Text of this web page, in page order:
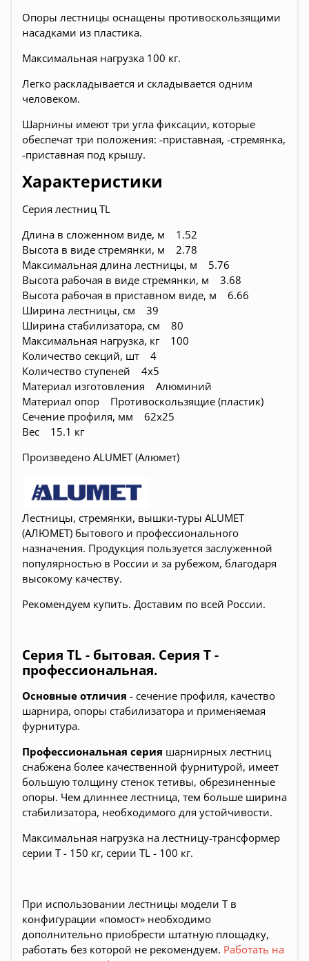
Опоры лестницы оснащены противоскользящими
насадками из пластика.
Максимальная нагрузка 100 кг.
Легко раскладывается и складывается одним
человеком.
Шарнины имеют три угла фиксации, которые
обеспечат три положения: -приставная, -стремянка,
-приставная под крышу.
Характеристики
Серия лестниц TL
Длина в сложенном виде, м 1.52
Высота в виде стремянки, м 2.78
Максимальная длина лестницы, м 5.76
Высота рабочая в виде стремянки, м 3.68
Высота рабочая в приставном виде, м 6.66
Ширина лестницы, см 39
Ширина стабилизатора, см 80
Максимальная нагрузка, кг 100
Количество секций, шт 4
Количество ступеней 4х5
Материал изготовления Алюминий
Материал опор Противоскользящие (пластик)
Сечение профиля, мм 62х25
Вес 15.1 кг
Произведено ALUMET (Алюмет)
Лестницы, стремянки, вышки-туры ALUMET
(АЛЮМЕТ) бытового и профессионального
назначения. Продукция пользуется заслуженной
популярностью в России и за рубежом, благодаря
высокому качеству.
Рекомендуем купить. Доставим по всей России.
Серия TL - бытовая. Серия T -
профессиональная.
Основные отличия - сечение профиля, качество
шарнира, опоры стабилизатора и применяемая
фурнитура.
Профессиональная серия шарнирных лестниц
снабжена более качественной фурнитурой, имеет
большую толщину стенок тетивы, обрезиненные
опоры. Чем длиннее лестница, тем больше ширина
стабилизатора, необходимого для устойчивости.
Максимальная нагрузка на лестницу-трансформер
серии T - 150 кг, серии TL - 100 кг.
При использовании лестницы модели T в
конфигурации «помост» необходимо
дополнительно приобрести штатную площадку,
работать без которой не рекомендуем. Работать на